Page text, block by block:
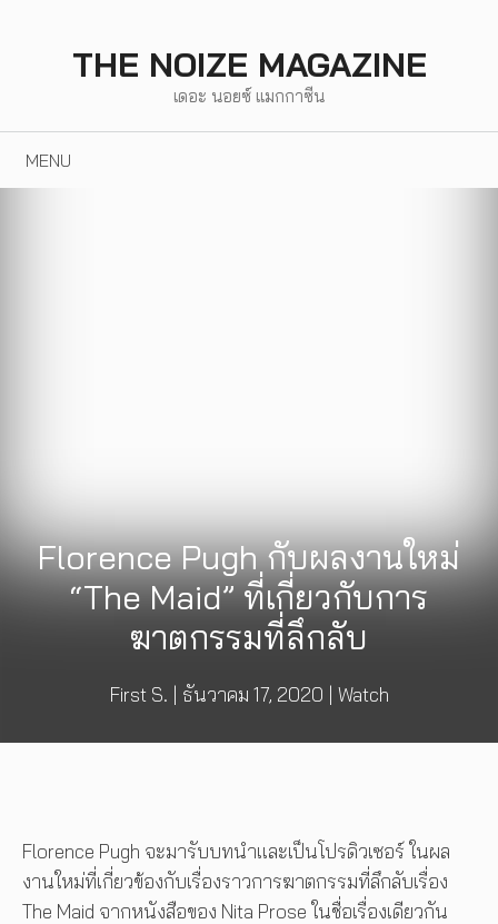
THE NOIZE MAGAZINE
เดอะ นอยซ์ แมกกาซีน
MENU
Florence Pugh กับผลงานใหม่
“The Maid” ที่เกี่ยวกับการ
ฆาตกรรมที่ลึกลับ
First S. | ธันวาคม 17, 2020 | Watch
Florence Pugh จะมารับบทนำและเป็นโปรดิวเซอร์ ในผล
งานใหม่ที่เกี่ยวข้องกับเรื่องราวการฆาตกรรมที่ลึกลับเรื่อง
The Maid จากหนังสือของ Nita Prose ในชื่อเรื่องเดียวกัน